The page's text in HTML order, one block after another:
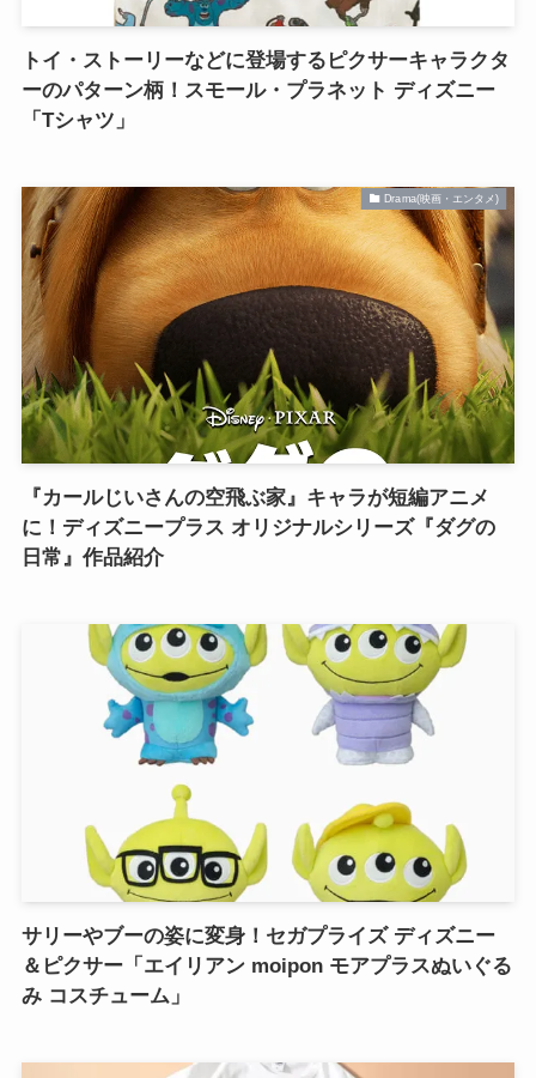
トイ・ストーリーなどに登場するピクサーキャラクタ
ーのパターン柄！スモール・プラネット ディズニー
「Tシャツ」
Drama(映画・エンタメ)
『カールじいさんの空飛ぶ家』キャラが短編アニメ
に！ディズニープラス オリジナルシリーズ『ダグの
日常』作品紹介
サリーやブーの姿に変身！セガプライズ ディズニー
＆ピクサー「エイリアン moipon モアプラスぬいぐる
み コスチューム」